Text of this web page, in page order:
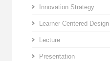
Innovation Strategy
Learner-Centered Design
Lecture
Presentation